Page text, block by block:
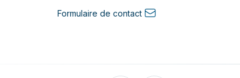
Formulaire de contact